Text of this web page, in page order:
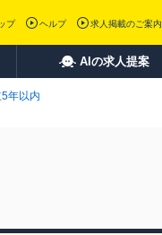
プ ヘルプ 求人掲載のご案内
AIの求人提案
年以内